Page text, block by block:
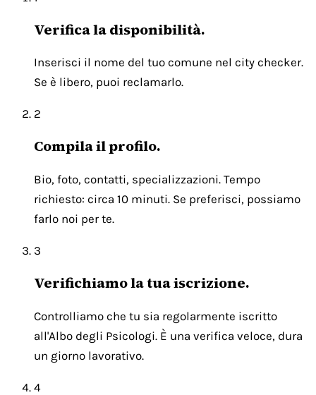
Verifica la disponibilità.
Inserisci il nome del tuo comune nel city checker.
Se è libero, puoi reclamarlo.
2
Compila il profilo.
Bio, foto, contatti, specializzazioni. Tempo
richiesto: circa 10 minuti. Se preferisci, possiamo
farlo noi per te.
3
Verifichiamo la tua iscrizione.
Controlliamo che tu sia regolarmente iscritto
all'Albo degli Psicologi. È una verifica veloce, dura
un giorno lavorativo.
4